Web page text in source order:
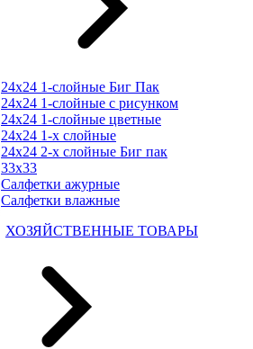
24х24 1-слойные Биг Пак
24х24 1-слойные с рисунком
24х24 1-слойные цветные
24х24 1-х слойные
24х24 2-х слойные Биг пак
33х33
Салфетки ажурные
Салфетки влажные
ХОЗЯЙСТВЕННЫЕ ТОВАРЫ